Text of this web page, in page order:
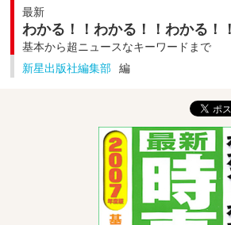
最新
わかる！！わかる！！わかる！
基本から超ニュースなキーワードまで
新星出版社編集部 編